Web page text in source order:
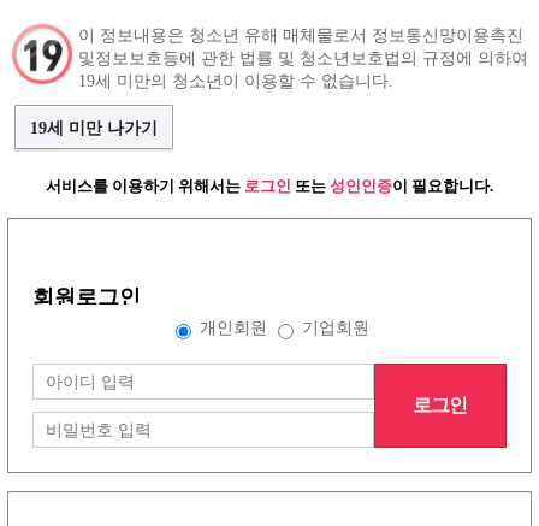
구인정보 인재정보 커뮤니티
로그인
회원가입 | 아이디 저장
아이디/ 비밀번호 찾기는 PC에서티티알바에 방문하시면 이용 가능합니다.
이 정보내용은 청소년 유해 매체물로서 정보통신망이용촉진
및정보보호등에 관한 법률 및 청소년보호법의 규정에 의하여
19세 미만의 청소년이 이용할 수 없습니다.
19세 미만 나가기
서비스를 이용하기 위해서는 로그인 또는 성인인증이 필요합니다.
회원로그인
개인회원 기업회원
로그인